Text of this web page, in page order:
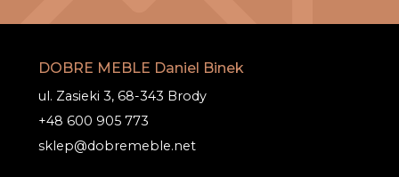
DOBRE MEBLE Daniel Binek
ul. Zasieki 3, 68-343 Brody
+48 600 905 773
sklep@dobremeble.net